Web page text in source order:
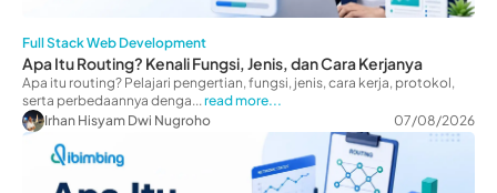
Full Stack Web Development
Apa Itu Routing? Kenali Fungsi, Jenis, dan Cara Kerjanya
Apa itu routing? Pelajari pengertian, fungsi, jenis, cara kerja, protokol,
serta perbedaannya denga... read more...
Irhan Hisyam Dwi Nugroho
07/08/2026